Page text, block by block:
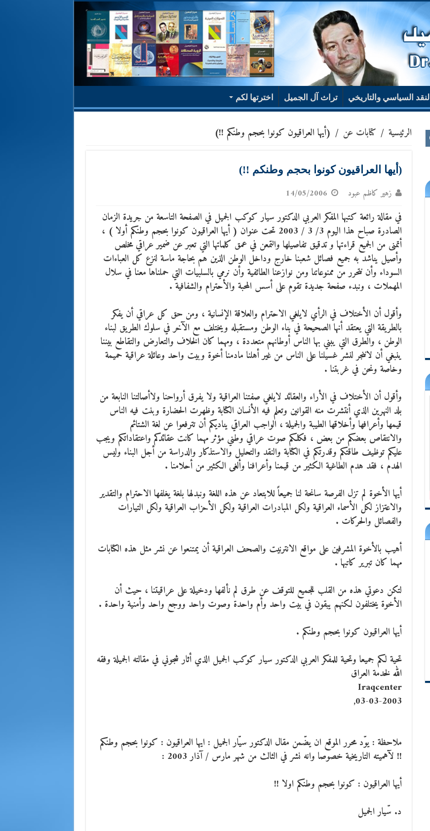
النقد السياسي والتاريخي تراث آل الجميل اخترتها لكم
الرئيسية / كتابات عن / (أيها العراقيون كونوا بحجم وطنكم !!)
(أيها العراقيون كونوا بحجم وطنكم !!)
زهير كاظم عبود 14/05/2006
في مقالة رائعة كتبها المفكر العربي الدكتور سيار كوكب الجميل في الصفحة التاسعة من جريدة الزمان
الصادرة صباح هذا اليوم 3/ 3 / 2003 تحت عنوان ( أيها العراقيون كونوا بحجم وطنكم أولا ) ،
أتمنى من الجميع قراءتها و تدقيق تفاصيلها والتمعن في عمق كلماتها التي تعبر عن ضمير عراقي مخلص
وأصيل يناشد به جميع فصائل شعبنا خارج وداخل الوطن الذين هم بحاجة ماسة لنزع كل العباءات
السوداء وأن نتحرر من ممنوعاتنا ومن نوازعنا الطائفية وأن نرمي بالسلبيات التي حملناها معنا في سلال
المهملات ، ونبدء صفحة جديدة تقوم على أسس المحبة والأحترام والشفافية .
وأقول أن الأختلاف في الرأي لايلغي الاحترام والعلاقة الإنسانية ، ومن حق كل عراقي أن يفكر
بالطريقة التي يعتقد أنها الصحيحة في بناء الوطن ومستقبله ويختلف مع الآخر في سلوك الطريق لبناء
الوطن ، والطرق التي يبني بها الناس أوطانهم متعددة ، ومهما كان الخلاف والتعارض والتقاطع بيننا
ينبغي أن لاننجر لنشر غسيلنا على الناس من غير أهلنا مادمنا أخوة وبيت واحد وعائلة عراقية حميمة
وخاصة ونحن في غربتنا .
وأقول أن الأختلاف في الأراء والعقائد لايلغي صفتنا العراقية ولا يفرق أرواحنا ولاأصالتنا النابعة من
بلد النهرين الذي أنتشرت منه القوانين وتعلم فيه الأنسان الكتابة وظهرت الحضارة وبنت فيه الناس
قيمها وأعرافها وأخلاقها الطيبة والجميلة ، الواجب العراقي يناديكم أن تترفعوا عن لغة الشتائم
والانتقاص بعضكم من بعض ، فكلكم صوت عراقي وطني مؤثر مهما كانت عقائدكم واعتقاداتكم ويجب
عليكم توظيف طاقتكم وقدرتكم في الكتابة والنقد والتحليل والاستذكار والدراسة من أجل البناء وليس
الهدم ، فقد هدم الطاغية الكثير من قيمنا وأعرافنا وألغى الكثير من أحلامنا .
أيها الأخوة لم تزل الفرصة سانحة لنا جميعاً للابتعاد عن هذه اللغة ونبدلها بلغة يغلفها الاحترام والتقدير
والاعتزاز لكل الأسماء العراقية ولكل المبادرات العراقية ولكل الأحزاب العراقية ولكل التيارات
والفصائل والحركات .
أهيب بالأخوة المشرفين على مواقع الانترنيت والصحف العراقية أن يمتنعوا عن نشر مثل هذه الكتابات
مهما كان تبرير كاتبها .
لتكن دعوتي هذه من القلب للجميع للتوقف عن طرق لم نألفها ودخيلة على عراقيتنا ، حيث أن
الأخوة يختلفون لكنهم يبقون في بيت واحد وأم واحدة وصوت واحد ووجع واحد وأمنية واحدة .
أيها العراقيون كونوا بحجم وطنكم .
تحية لكم جميعا وتحية للمفكر العربي الدكتور سيار كوكب الجميل الذي أثار شجوني في مقالته الجميلة وفقه
الله لخدمة العراق
Iraqcenter
03-03-2003,
ملاحظة : يوّد محرر الموقع ان يضّمن مقال الدكتور سيّار الجميل : ايها العراقيون : كونوا بحجم وطنكم
!! لآهميته التاريخية خصوصا وانه نشر في الثالث من شهر مارس / آذار 2003 :
أيها العراقيون : كونوا بحجم وطنكم اولا !!
د. سّيار الجميل